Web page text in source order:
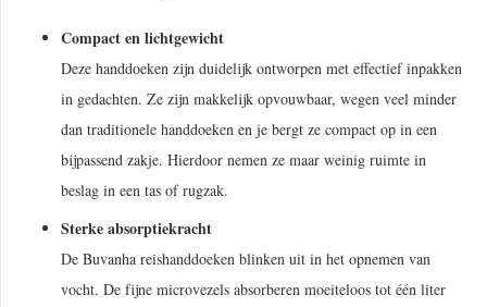
Compact en lichtgewicht
Deze handdoeken zijn duidelijk ontworpen met effectief inpakken
in gedachten. Ze zijn makkelijk opvouwbaar, wegen veel minder
dan traditionele handdoeken en je bergt ze compact op in een
bijpassend zakje. Hierdoor nemen ze maar weinig ruimte in
beslag in een tas of rugzak.
Sterke absorptiekracht
De Buvanha reishanddoeken blinken uit in het opnemen van
vocht. De fijne microvezels absorberen moeiteloos tot één liter